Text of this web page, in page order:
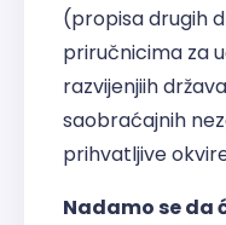
(propisa drugih
priručnicima za
razvijenjiih
saobraćajnih
prihvatljive
Nadamo se da